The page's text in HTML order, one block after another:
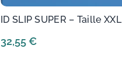
ID SLIP SUPER – Taille XXL
32,55€